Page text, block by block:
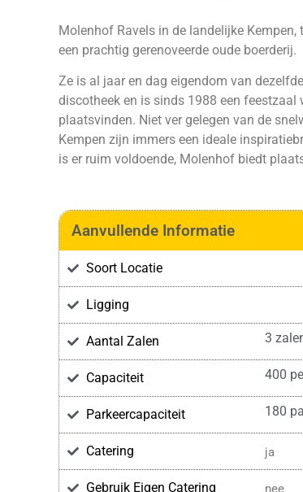
Molenhof Ravels in de landelijke
een prachtig gerenoveerde oude boerderij.
Ze is al jaar en dag eigendom van
discotheek en is sinds 1988 een feestzaal
plaatsvinden. Niet ver gelegen van de
Kempen zijn immers een ideale
is er ruim voldoende, Molenhof biedt
Aanvullende Informatie
Soort Locatie
Ligging
Aantal Zalen 3
Capaciteit 400
Parkeercapaciteit 180
Catering ja
Gebruik Eigen Catering nee